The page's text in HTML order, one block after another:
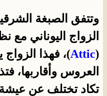
وتتفق الصبغة
الزواج اليوناني مع
(
Attic)، فهذا
العروس وأقاربها،
تكاد تختلف عن